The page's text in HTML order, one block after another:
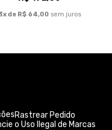
de R$ 64,00 sem juros
Rastrear Pedido
o Uso Ilegal de Marcas